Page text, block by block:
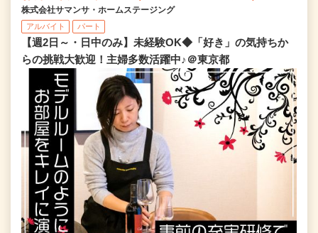
株式会社サマンサ・ホームステージング
アルバイト パート
【週2日～・日中のみ】未経験OK◆「好き」の気持ちか
らの挑戦大歓迎！主婦多数活躍中♪＠東京都